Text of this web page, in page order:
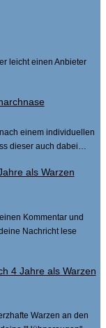
leicht einen Anbieter
einem individuellen
dieser auch dabei…
als Warzen
Kommentar und
Nachricht lese
4 Jahre als Warzen
Warzen an den